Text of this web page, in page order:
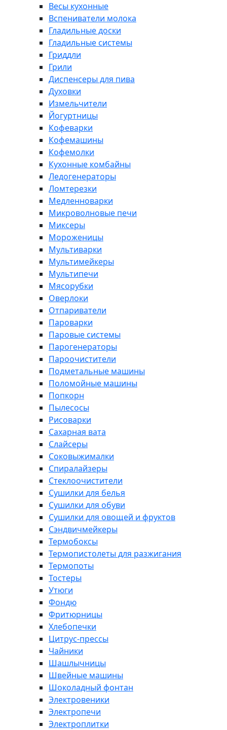
Весы кухонные
Вспениватели молока
Гладильные доски
Гладильные системы
Гриддли
Грили
Диспенсеры для пива
Духовки
Измельчители
Йогуртницы
Кофеварки
Кофемашины
Кофемолки
Кухонные комбайны
Ледогенераторы
Ломтерезки
Медленноварки
Микроволновые печи
Миксеры
Мороженицы
Мультиварки
Мультимейкеры
Мультипечи
Мясорубки
Оверлоки
Отпариватели
Пароварки
Паровые системы
Парогенераторы
Пароочистители
Подметальные машины
Поломойные машины
Попкорн
Пылесосы
Рисоварки
Сахарная вата
Слайсеры
Соковыжималки
Спиралайзеры
Стеклоочистители
Сушилки для белья
Сушилки для обуви
Сушилки для овощей и фруктов
Сэндвичмейкеры
Термобоксы
Термопистолеты для разжигания
Термопоты
Тостеры
Утюги
Фондю
Фритюрницы
Хлебопечки
Цитрус-прессы
Чайники
Шашлычницы
Швейные машины
Шоколадный фонтан
Электровеники
Электропечи
Электроплитки